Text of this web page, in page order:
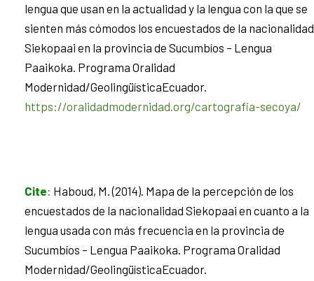
lengua que usan en la actualidad y la lengua con la que se
sienten más cómodos los encuestados de la nacionalidad
Siekopaai en la provincia de Sucumbíos – Lengua
Paaikoka. Programa Oralidad
Modernidad/GeolingüísticaEcuador.
https://oralidadmodernidad.org/cartografia-secoya/
Cite: Haboud, M. (2014). Mapa de la percepción de los
encuestados de la nacionalidad Siekopaai en cuanto a la
lengua usada con más frecuencia en la provincia de
Sucumbíos – Lengua Paaikoka. Programa Oralidad
Modernidad/GeolingüísticaEcuador.